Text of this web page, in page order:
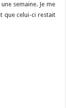
semaine. Je me
que celui-ci restait